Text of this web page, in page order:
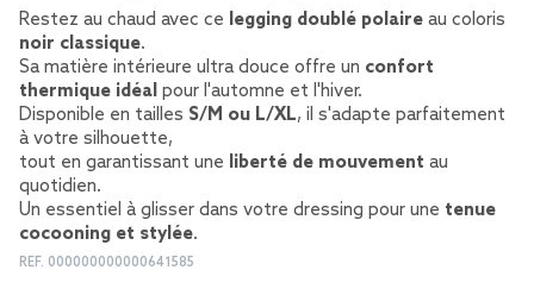
Restez au chaud avec ce legging doublé polaire au coloris
noir classique.
Sa matière intérieure ultra douce offre un confort
thermique idéal pour l'automne et l'hiver.
Disponible en tailles S/M ou L/XL, il s'adapte parfaitement
à votre silhouette,
tout en garantissant une liberté de mouvement au
quotidien.
Un essentiel à glisser dans votre dressing pour une tenue
cocooning et stylée.
REF. 000000000000641585